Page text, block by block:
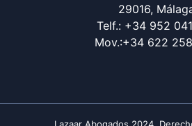
29016,
Telf.: +34 952
Mov.:+34 622